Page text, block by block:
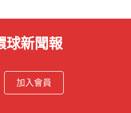
球新聞報
加入會員